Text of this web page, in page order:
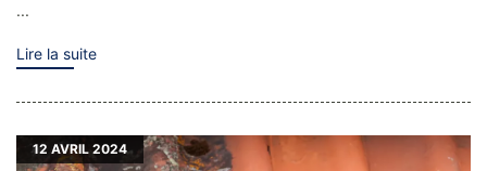
...
Lire la suite
12 AVRIL 2024